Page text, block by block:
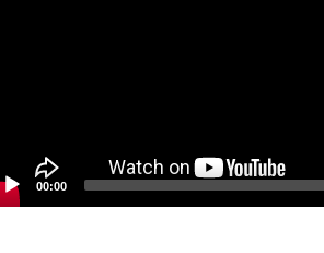
00:00